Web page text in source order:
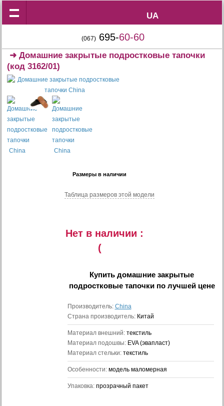
UA
UA
(067) 695-60-60
➜Домашние закрытые подростковые тапочки
(код 3162/01)
Размеры в наличии
Таблица размеров этой модели
Нет в наличии :
(
Купитьдомашние закрытые
подростковые тапочкипо лучшей цене
Производитель: China
Страна производитель: Китай
Материал внешний: текстиль
Материал подошвы: EVA (эвапласт)
Материал стельки: текстиль
Особенности: модель маломерная
Упаковка: прозрачный пакет